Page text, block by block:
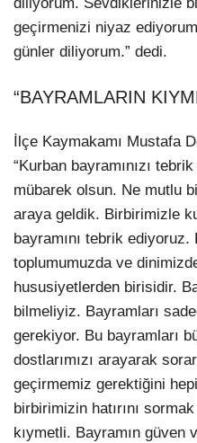
diliyorum. Sevdiklerinizle
geçirmenizi niyaz
günler diliyorum.” dedi.
“BAYRAMLARIN
İlçe Kaymakamı Mustafa
“Kurban bayramınızı
mübarek olsun. Ne mutlu
araya geldik. Birbirimizle
bayramını tebrik
toplumumuzda ve
hususiyetlerden birisidir.
bilmeliyiz. Bayramları
gerekiyor. Bu bayramları
dostlarımızı arayarak
geçirmemiz gerektiğini
birbirimizin hatırını
kıymetli. Bayramın